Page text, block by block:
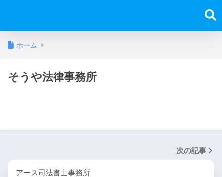
ホーム
そうや法律事務所
次の記事
アース司法書士事務所